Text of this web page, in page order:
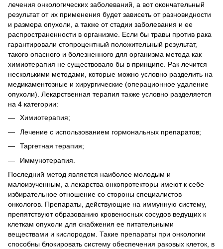
лечения онкологических заболеваний, а вот окончательный
результат от их применения будет зависеть от разновидности
и размера опухоли, а также от стадии заболевания и ее
распространенности в организме. Если бы травы против рака
гарантировали стопроцентный положительный результат,
такого опасного и болезненного для организма метода как
химиотерапия не существовало бы в принципе. Рак лечится
несколькими методами, которые можно условно разделить на
медикаментозные и хирургические (операционное удаление
опухоли). Лекарственная терапия также условно разделяется
на 4 категории:
Химиотерапия;
Лечение с использованием гормональных препаратов;
Таргетная терапия;
Иммунотерапия.
Последний метод является наиболее молодым и
малоизученным, а лекарства онкопротекторы имеют к себе
избирательное отношение со стороны специалистов
онкологов. Препараты, действующие на иммунную систему,
препятствуют образованию кровеносных сосудов ведущих к
клеткам опухоли для снабжения ее питательными
веществами и кислородом. Такие препараты при онкологии
способны блокировать систему обеспечения раковых клеток, в